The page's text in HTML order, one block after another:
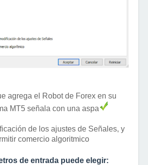
agrega el Robot de Forex en su
MT5 señala con una aspa
de los ajustes de Señales, y
comercio algoritmico
de entrada puede elegir: